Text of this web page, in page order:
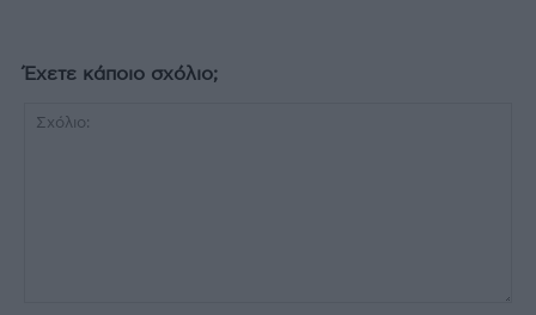
Έχετε κάποιο σχόλιο;